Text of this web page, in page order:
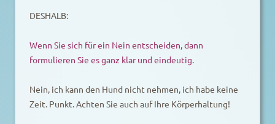
DESHALB:
Wenn Sie sich für ein Nein entscheiden, dann
formulieren Sie es ganz klar und eindeutig.
Nein, ich kann den Hund nicht nehmen, ich habe keine
Zeit. Punkt. Achten Sie auch auf Ihre Körperhaltung!